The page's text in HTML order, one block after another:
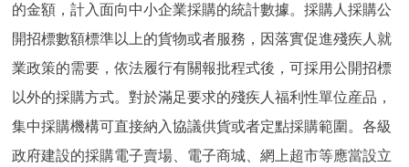
的金額，計入面向中小企業採購的統計數據。採購人採購公
開招標數額標準以上的貨物或者服務，因落實促進殘疾人就
業政策的需要，依法履行有關報批程式後，可採用公開招標
以外的採購方式。對於滿足要求的殘疾人福利性單位産品，
集中採購機構可直接納入協議供貨或者定點採購範圍。各級
政府建設的採購電子賣場、電子商城、網上超市等應當設立